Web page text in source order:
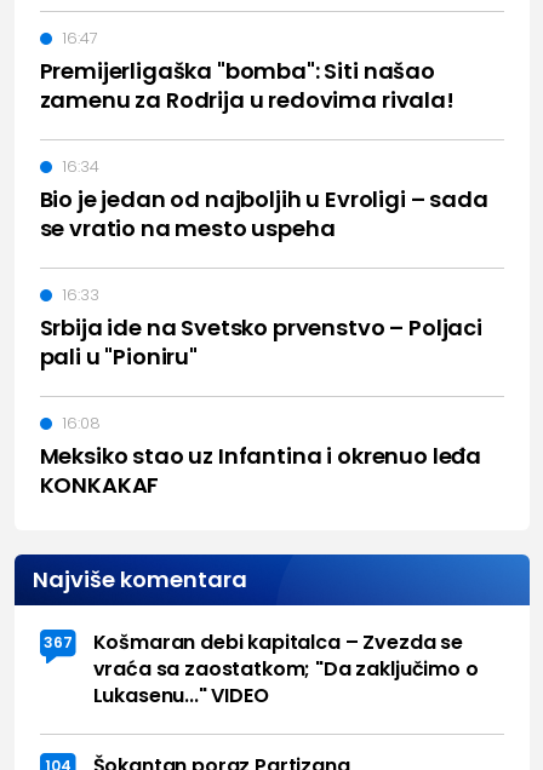
Premijerligaška "bomba": Siti našao
zamenu za Rodrija u redovima rivala!
16:47
Bio je jedan od najboljih u Evroligi – sada
se vratio na mesto uspeha
16:34
Srbija ide na Svetsko prvenstvo – Poljaci
pali u "Pioniru"
16:33
Meksiko stao uz Infantina i okrenuo leđa
KONKAKAF
16:08
Najviše komentara
367
Košmaran debi kapitalca – Zvezda se
vraća sa zaostatkom; "Da zaključimo o
Lukasenu..." VIDEO